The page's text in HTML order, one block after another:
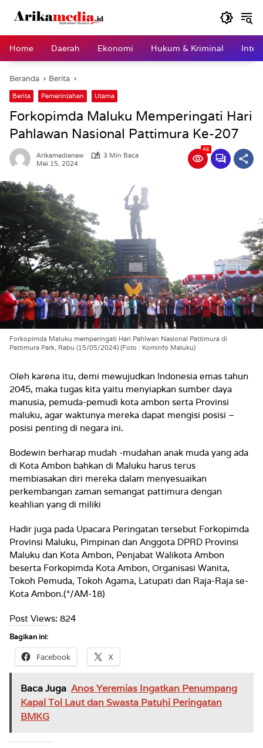
Home
Daerah Ekonomi Hukum & Kriminal
Beranda Berita
Berita Pemerintahan Utama
Forkopimda Maluku Memperingati Hari
Pahlawan Nasional Pattimura Ke-207
Arikamedianew
3 Min Baca
Mei 15, 2024
46
Forkopimda Maluku memperingati Hari Pahlwan Nasional Pattimura di
Pattimura Park, Rabu (15/05/2024) (Foto : Kominfo Maluku)
Oleh karena itu, demi mewujudkan Indonesia emas tahun
2045, maka tugas kita yaitu menyiapkan sumber daya
manusia, pemuda-pemudi kota ambon serta Provinsi
maluku, agar waktunya mereka dapat mengisi posisi –
posisi penting di negara ini.
Bodewin berharap mudah -mudahan anak muda yang ada
di Kota Ambon bahkan di Maluku harus terus
membiasakan diri mereka dalam menyesuaikan
perkembangan zaman semangat pattimura dengan
keahlian yang di miliki
Hadir juga pada Upacara Peringatan tersebut Forkopimda
Provinsi Maluku, Pimpinan dan Anggota DPRD Provinsi
Maluku dan Kota Ambon, Penjabat Walikota Ambon
beserta Forkopimda Kota Ambon, Organisasi Wanita,
Tokoh Pemuda, Tokoh Agama, Latupati dan Raja-Raja se-
Kota Ambon.(*/AM-18)
Post Views: 824
Bagikan ini:
Facebook X
Baca Juga Anos Yeremias Ingatkan Penumpang
Kapal Tol Laut dan Swasta Patuhi Peringatan
BMKG